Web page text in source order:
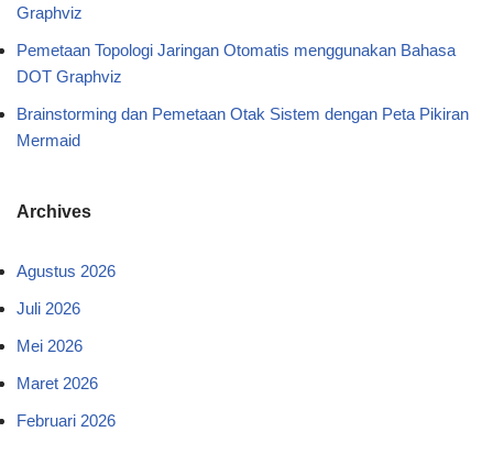
Graphviz
Pemetaan Topologi Jaringan Otomatis menggunakan Bahasa
DOT Graphviz
Brainstorming dan Pemetaan Otak Sistem dengan Peta Pikiran
Mermaid
Archives
Agustus 2026
Juli 2026
Mei 2026
Maret 2026
Februari 2026